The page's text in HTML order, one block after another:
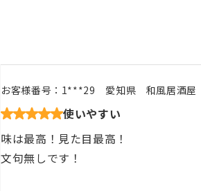
お客様番号： 1***29 愛知県 和風居酒屋
使いやすい
味は最高！見た目最高！
文句無しです！